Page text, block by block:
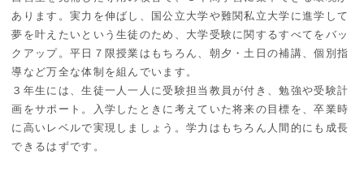
あります。実力を伸ばし、国公立大学や難関私立大学に進学して
夢を叶えたいという生徒のため、大学受験に関するすべてをバッ
クアップ。平日７限授業はもちろん、朝夕・土日の補講、個別指
導など万全な体制を組んでいます。
３年生には、生徒一人一人に受験担当教員が付き、勉強や受験計
画をサポート。入学したときに考えていた将来の目標を、卒業時
に高いレベルで実現しましょう。学力はもちろん人間的にも成長
できるはずです。